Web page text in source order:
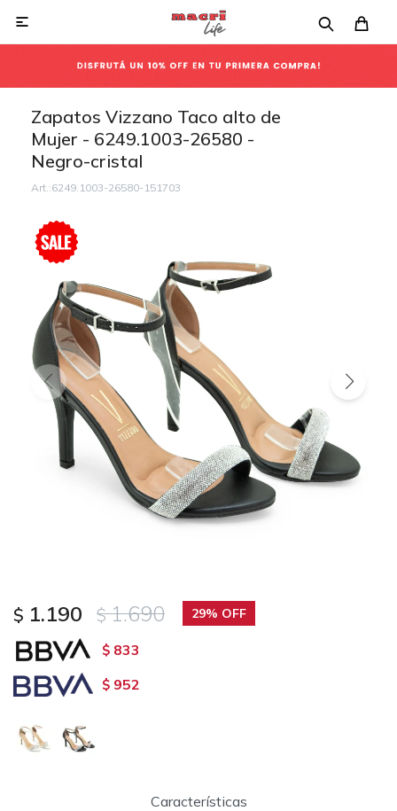

Zapatos Vizzano Taco alto de
Mujer - 6249.1003-26580 -
Negro-cristal
6249.1003-26580-151703
$ 1.190 $ 1.690 29
$ 833
$ 952
Características